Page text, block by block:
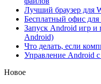
Лучший браузер для
Бесплатный офис для
Запуск Android игр
Android)
Что делать, если
Управление Android
Новое